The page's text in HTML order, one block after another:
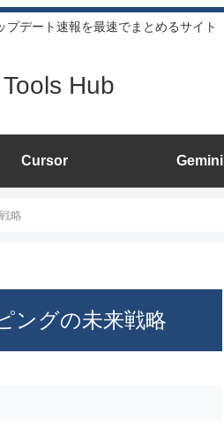
プデート速報を最速でまとめるサイト
Hub
Cursor Gemini
略
ングの未来戦略